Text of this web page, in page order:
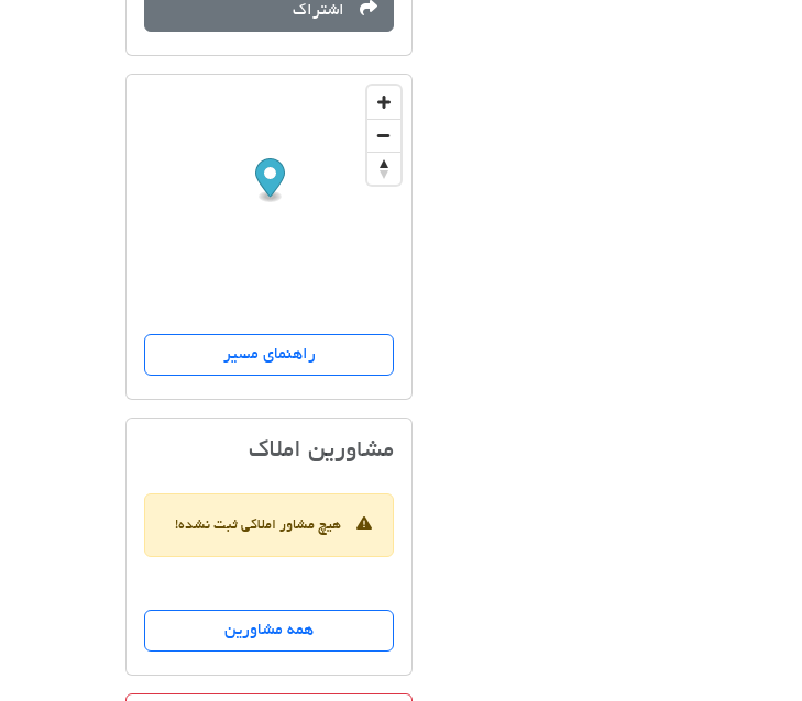
اشتراک
راهنمای مسیر
مشاورین املاکاملاک هزاردستان
هیچ مشاور املاکی ثبت نشده!
همه مشاورین